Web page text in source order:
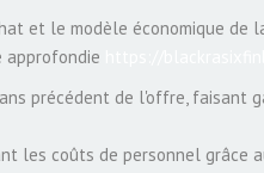
et le modèle économique de
approfondie
précédent de l'offre, faisant
les coûts de personnel grâce